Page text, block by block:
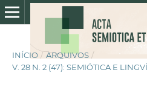
INÍCIO / ARQUIVOS /
V. 28 N. 2 (47): SEMIÓTICA E